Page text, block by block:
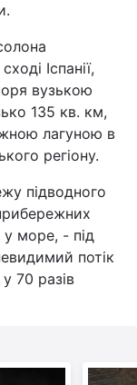
Іспанії,
вузькою
135 кв. км,
лагуною в
регіону.
підводного
у море, - під
потік
70 разів